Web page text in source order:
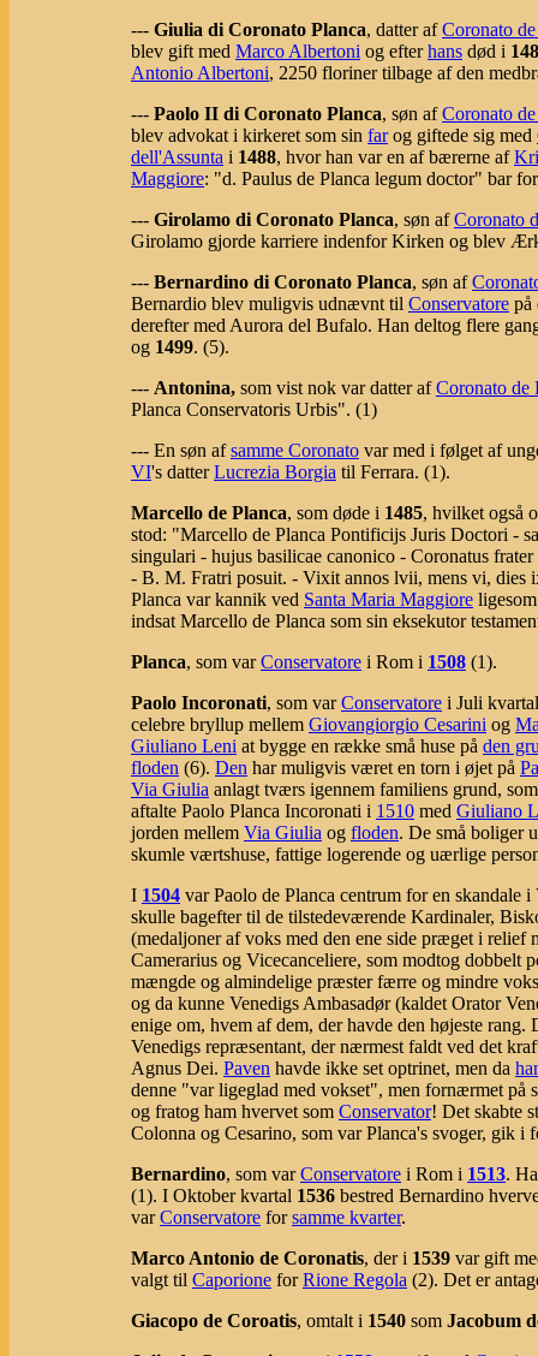
--- Giulia di Coronato Planca, datter afCoronato
blev gift med Marco Albertoni og efterhans død i
Antonio Albertoni, 2250 floriner tilbage af den
--- Paolo II di Coronato Planca, søn afCoronato
blev advokat i kirkeret som sin farog giftede sig med
dell'Assunta i 1488, hvor han var en af bærerne af
Maggiore: "d. Paulus de Planca legum doctor" bar
--- Girolamo di Coronato Planca, søn afCoronato
Girolamo gjorde karriere indenfor Kirken og blev
--- Bernardino di Coronato Planca, søn af
Bernardio blev muligvis udnævnt til Conservatore på
derefter med Aurora del Bufalo. Han deltog flere
og 1499. (5).
--- Antonina, som vist nok var datter afCoronato de
Planca Conservatoris Urbis". (1)
--- En søn afsamme Coronato var med i følget af
VI's datterLucrezia Borgia til Ferrara. (1).
Marcello de Planca, som døde i 1485, hvilket også
stod: "Marcello de Planca Pontificijs Juris Doctori -
singulari - hujus basilicae canonico - Coronatus
- B. M. Fratri posuit. - Vixit annos lvii, mens vi,
Planca var kannik ved Santa Maria Maggiore
indsat Marcello de Planca som sin eksekutor
Planca, som varConservatore i Rom i 1508 (1).
Paolo Incoronati, som varConservatore i Juli
celebre bryllup mellem Giovangiorgio Cesarini og
Giuliano Leni at bygge en række små huse på den
floden (6). Den har muligvis været en torn i øjet på
Via Giulia anlagt tværs igennem familiens grund,
aftalte Paolo Planca Incoronati i 1510 med Giuliano
jorden mellem Via Giulia og floden. De små boliger
skumle værtshuse, fattige logerende og uærlige
I 1504 var Paolo de Planca centrum for en skandale
skulle bagefter til de tilstedeværende Kardinaler,
(medaljoner af voks med den ene side præget i relief
Camerarius og Vicecanceliere, som modtog dobbelt
mængde og almindelige præster færre og mindre
og da kunne Venedigs Ambasadør (kaldet Orator
enige om, hvem af dem, der havde den højeste
Venedigs repræsentant, der nærmest faldt ved det
Agnus Dei. Paven havde ikke set optrinet, men da
denne "var ligeglad med vokset", men fornærmet på
og fratog ham hvervet som Conservator! Det skabte
Colonna og Cesarino, som var Planca's svoger, gik
Bernardino, som varConservatore i Rom i 1513.
(1). I Oktober kvartal 1536 bestred Bernardino
varConservatore forsamme kvarter.
Marco Antonio de Coronatis, der i 1539 var gift
valgt til Caporione forRione Regola (2). Det er
Giacopo de Coroatis, omtalt i 1540 som Jacobum